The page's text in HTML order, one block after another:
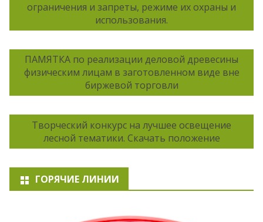
ограничения и запреты, режиме их охраны и
использования.
ПАМЯТКА по реализации деловой древесины
физическим лицам в заготовленном виде вне
биржевой торговли
Творческий конкурс на лучшее освещение
лесной тематики. Скачать положение
ГОРЯЧИЕ ЛИНИИ